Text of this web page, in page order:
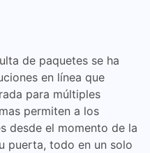
de paquetes se ha
en línea que
para múltiples
permiten a los
desde el momento de la
puerta, todo en un solo